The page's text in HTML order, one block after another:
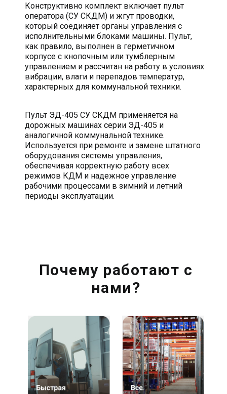
Конструктивно комплект включает пульт
оператора (СУ СКДМ) и жгут проводки,
который соединяет органы управления с
исполнительными блоками машины. Пульт,
как правило, выполнен в герметичном
корпусе с кнопочным или тумблерным
управлением и рассчитан на работу в условиях
вибрации, влаги и перепадов температур,
характерных для коммунальной техники.
Пульт ЭД-405 СУ СКДМ применяется на
дорожных машинах серии ЭД-405 и
аналогичной коммунальной технике.
Используется при ремонте и замене штатного
оборудования системы управления,
обеспечивая корректную работу всех
режимов КДМ и надежное управление
рабочими процессами в зимний и летний
периоды эксплуатации.
Почему работают с
нами?